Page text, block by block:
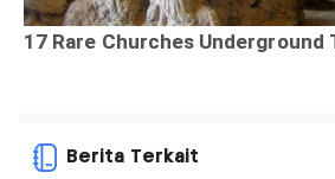
Berita Terkait